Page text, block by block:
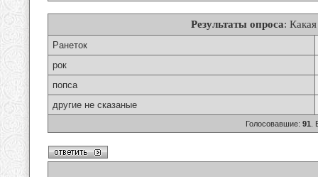
Результаты опроса:
Ранеток
рок
попса
другие не сказаные
Голосовавшие: 91 .